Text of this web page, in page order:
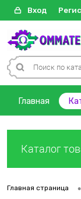
Вход
Главная
Каталог
Главная страница •